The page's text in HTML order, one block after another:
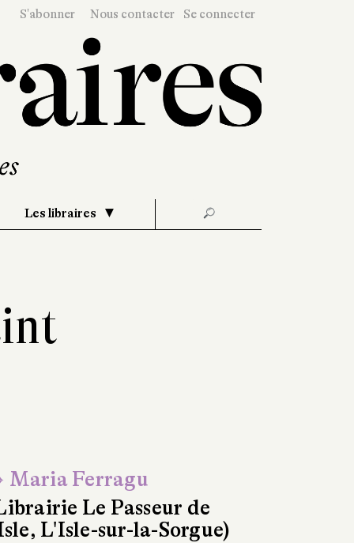
S'abonner Nous contacter Se connecter
Les libraires 🔎
Maria Ferragu
Le Passeur de
L'Isle-sur-la-Sorgue)